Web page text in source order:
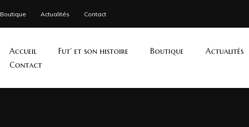
Boutique Actualités Contact
Accueil Fut’ et son histoire Boutique
Actualités
Contact